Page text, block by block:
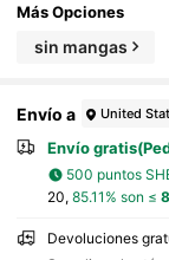
Más Opciones
sin mangas
Envío a United
Envío
500 puntos
20, 85.11% son ≤ 8
Devoluciones